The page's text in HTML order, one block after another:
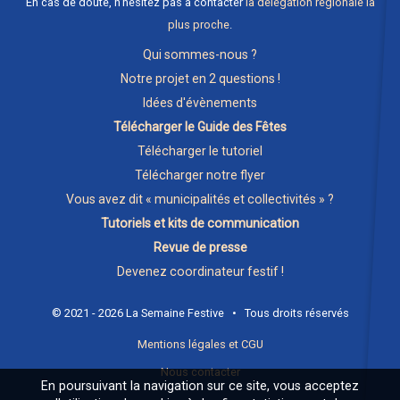
plus proche.
Qui sommes-nous ?
Notre projet en 2 questions !
Idées d'évènements
Télécharger le Guide des Fêtes
Télécharger le tutoriel
Télécharger notre flyer
Vous avez dit « municipalités et collectivités » ?
Tutoriels et kits de communication
Revue de presse
Devenez coordinateur festif !
© 2021 - 2026 La Semaine Festive • Tous droits réservés
Mentions légales et CGU
Nous contacter
En poursuivant la navigation sur ce site, vous acceptez